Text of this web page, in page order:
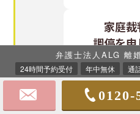
家庭
調停を申
調
弁護士法人ALG 離
24時間予約受付 年中無休 通
0120-